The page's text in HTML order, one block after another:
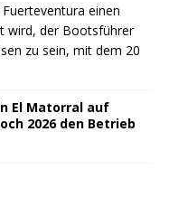
einen
wird, der Bootsführer
zu sein, mit dem 20
El Matorral auf
2026 den Betrieb